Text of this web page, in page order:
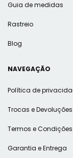
Guia de medidas
Rastreio
Blog
NAVEGAÇÃO
Política de
Trocas e Devoluções
Termos e Condições
Garantia e Entrega